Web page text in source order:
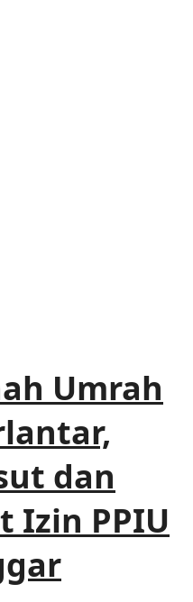
Umrah
dan
Izin PPIU